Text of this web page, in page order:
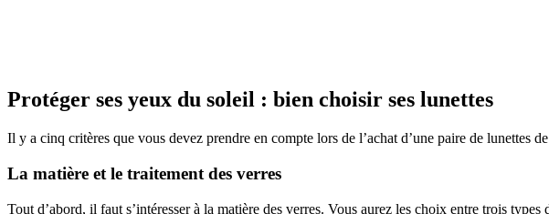
Protéger ses yeux du soleil : bien choisir ses lunettes
Il y a cinq critères que vous devez prendre en compte lors de l’achat d’une paire de lunettes
La matière et le traitement des verres
Tout d’abord, il faut s’intéresser à la matière des verres. Vous aurez les choix entre trois types